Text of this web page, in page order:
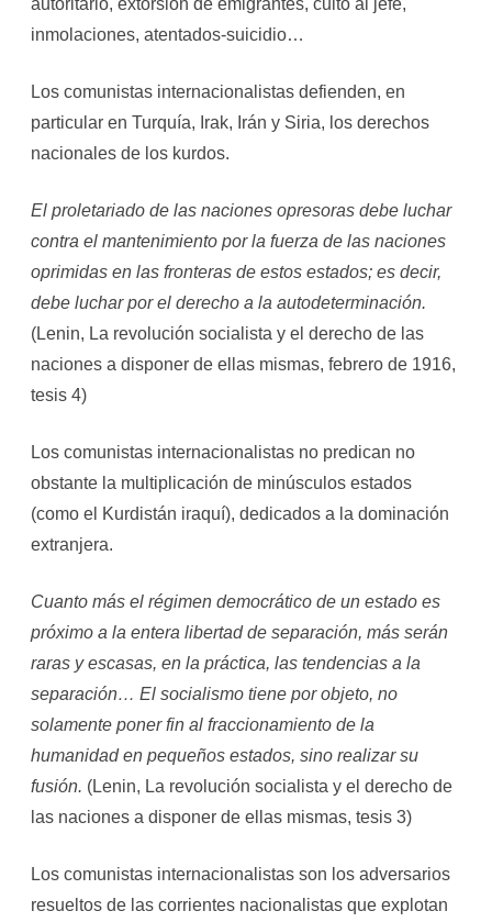
autoritario, extorsión de emigrantes, culto al jefe,
inmolaciones, atentados-suicidio…
Los comunistas internacionalistas defienden, en
particular en Turquía, Irak, Irán y Siria, los derechos
nacionales de los kurdos.
El proletariado de las naciones opresoras debe luchar
contra el mantenimiento por la fuerza de las naciones
oprimidas en las fronteras de estos estados; es decir,
debe luchar por el derecho a la autodeterminación.
(Lenin, La revolución socialista y el derecho de las
naciones a disponer de ellas mismas, febrero de 1916,
tesis 4)
Los comunistas internacionalistas no predican no
obstante la multiplicación de minúsculos estados
(como el Kurdistán iraquí), dedicados a la dominación
extranjera.
Cuanto más el régimen democrático de un estado es
próximo a la entera libertad de separación, más serán
raras y escasas, en la práctica, las tendencias a la
separación… El socialismo tiene por objeto, no
solamente poner fin al fraccionamiento de la
humanidad en pequeños estados, sino realizar su
fusión. (Lenin, La revolución socialista y el derecho de
las naciones a disponer de ellas mismas, tesis 3)
Los comunistas internacionalistas son los adversarios
resueltos de las corrientes nacionalistas que explotan